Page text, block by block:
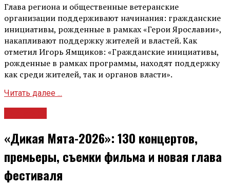
Глава региона и общественные ветеранские
организации поддерживают начинания: гражданские
инициативы, рожденные в рамках «Герои Ярославии»,
накапливают поддержку жителей и властей. Как
отметил Игорь Ямщиков: «Гражданские инициативы,
рожденные в рамках программы, находят поддержку
как среди жителей, так и органов власти».
Читать далее ...
«Дикая Мята-2026»: 130 концертов,
премьеры, съемки фильма и новая глава
фестиваля